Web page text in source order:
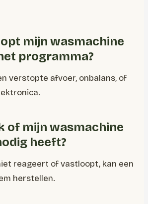
mijn wasmachine
programma?
verstopte afvoer, onbalans, of
of mijn wasmachine
heeft?
reageert of vastloopt, kan een
herstellen.